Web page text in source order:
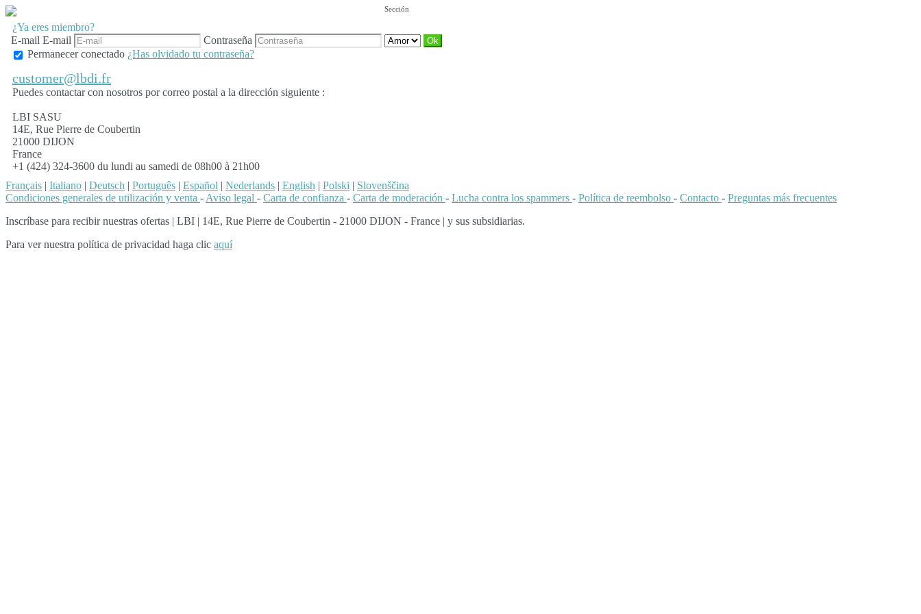
¿Ya eres miembro?
E-mail E-mail Contraseña
Sección
Permanecer conectado ¿Has olvidado tu contraseña?
customer@lbdi.fr
Puedes contactar con nosotros por correo postal a la dirección siguiente :
LBI SASU
14E, Rue Pierre de Coubertin
21000 DIJON
France
+1 (424) 324-3600 du lundi au samedi de 08h00 à 21h00
Français | Italiano | Deutsch | Português | Español | Nederlands | English | Polski | Slovenščina
Condiciones generales de utilización y venta - Aviso legal - Carta de confianza - Carta de moderación - Lucha contra los spammers - Política de reembolso - Contacto - Preguntas más frecuentes
Inscríbase para recibir nuestras ofertas | LBI | 14E, Rue Pierre de Coubertin - 21000 DIJON - France | y sus subsidiarias.
Para ver nuestra política de privacidad haga clic aquí